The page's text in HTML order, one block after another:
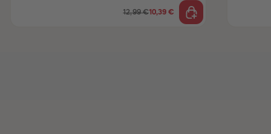
12,99 €10,39 €